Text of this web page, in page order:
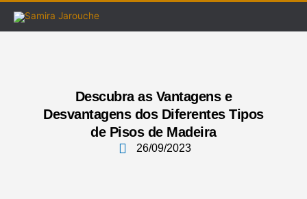
para
Descubra as Vantagens e
Desvantagens dos Diferentes Tipos
de Pisos de Madeira
26/09/2023